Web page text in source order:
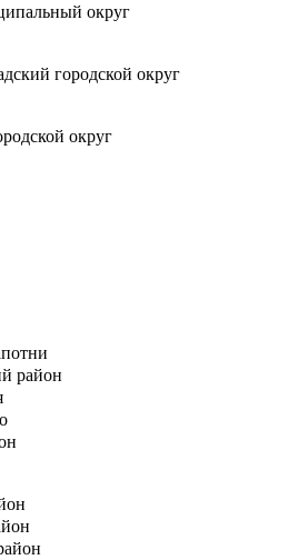
округ
городской округ
округ
район